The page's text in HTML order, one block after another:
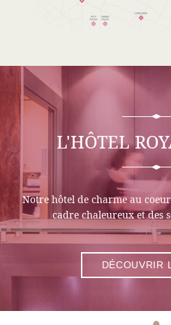
L'HÔTEL
Notre hôtel de charme au
cadre chaleureux et des
DÉCOUVRIR